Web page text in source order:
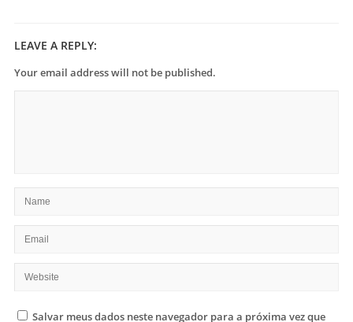
LEAVE A REPLY:
Your email address will not be published.
Salvar meus dados neste navegador para a próxima vez que